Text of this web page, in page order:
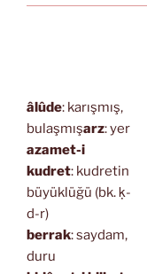
âlûde: karışmış,
bulaşmışarz: yer
azamet-i
kudret: kudretin
büyüklüğü (bk. ḳ-
d-r)
berrak: saydam,
duru